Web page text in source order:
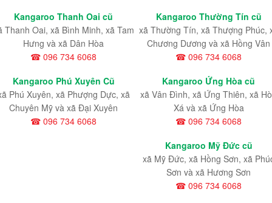
Kangaroo Thanh Oai cũ
Thanh Oai, xã Bình Minh, xã Tam
Hưng và xã Dân Hòa
☎ 096 734 6068
Kangaroo Thường Tín cũ
xã Thường Tín, xã Thượng Phúc,
Chương Dương và xã Hồng Vân
☎ 096 734 6068
Kangaroo Phú Xuyên Cũ
Phú Xuyên, xã Phượng Dực, xã
Chuyên Mỹ và xã Đại Xuyên
☎ 096 734 6068
Kangaroo Ứng Hòa cũ
xã Vân Đình, xã Ứng Thiên, xã
Xá và xã Ứng Hòa
☎ 096 734 6068
Kangaroo Mỹ Đức cũ
xã Mỹ Đức, xã Hồng Sơn, xã
Sơn và xã Hương Sơn
☎ 096 734 6068